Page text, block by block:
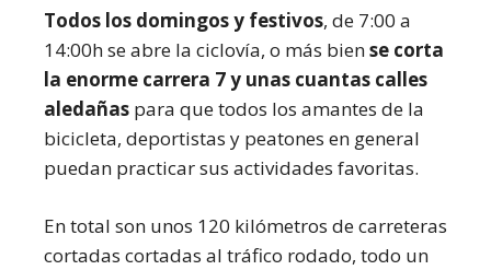
Todos los domingos y festivos, de 7:00 a
14:00h se abre la ciclovía, o más biense corta
la enorme carrera 7 y unas cuantas calles
aledañas para que todos los amantes de la
bicicleta, deportistas y peatones en general
puedan practicar sus actividades favoritas.
En total son unos 120 kilómetros de carreteras
cortadas cortadas al tráfico rodado, todo un